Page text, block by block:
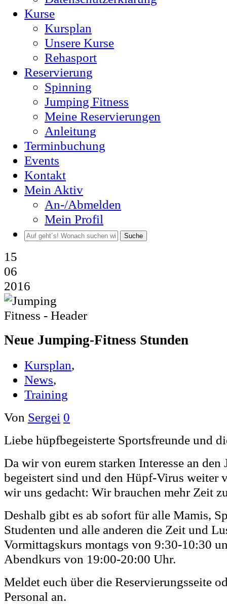
Kurse
Kursplan
Unsere Kurse
Rehasport
Reservierung
Spinning
Jumping Fitness
Meine Reservierungen
Anleitung
Terminbuchung
Events
Kontakt
Mein Aktiv
An-/Abmelden
Mein Profil
Suche
15
06
2016
Neue Jumping-Fitness Stunden
Kursplan,
News,
Training
Von Sergei 0
Liebe hüpfbegeisterte Sportsfreunde und
Da wir von eurem starken Interesse an
begeistert sind und den Hüpf-Virus weiter
wir uns gedacht: Wir brauchen mehr Zeit
Deshalb gibt es ab sofort für alle Mamis,
Studenten und alle anderen die Zeit und
Vormittagskurs montags von 9:30-10:30
Abendkurs von 19:00-20:00 Uhr.
Meldet euch über die Reservierungsseite
Personal an.